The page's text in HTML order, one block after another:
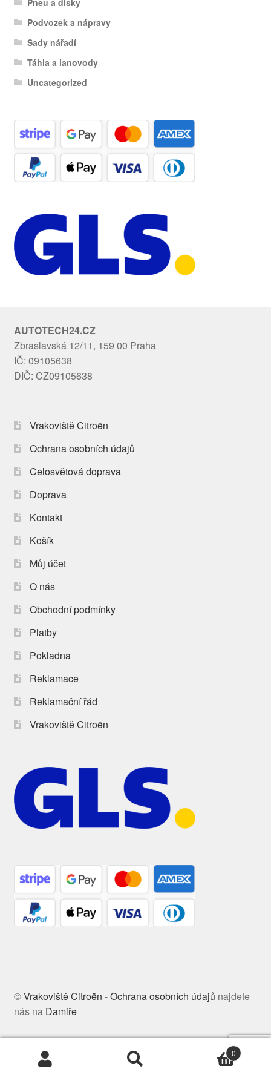
Pneu a disky
Podvozek a nápravy
Sady nářadí
Táhla a lanovody
Uncategorized
AUTOTECH24.CZ
Zbraslavská 12/11, 159 00 Praha
IČ: 09105638
DIČ: CZ09105638
Vrakoviště Citroën
Ochrana osobních údajů
Celosvětová doprava
Doprava
Kontakt
Košík
Můj účet
O nás
Obchodní podmínky
Platby
Pokladna
Reklamace
Reklamační řád
Vrakoviště Citroën
©Vrakoviště Citroën -Ochrana osobních údajů najdete
nás na Damiře
0